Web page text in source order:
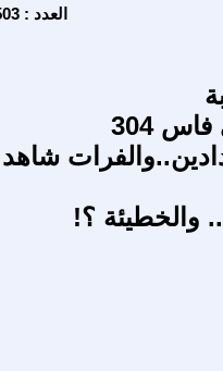
Saturday - 7/5/2014 - العدد : 4503
304
والخطيئة ؟!